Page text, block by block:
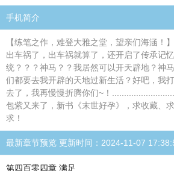
手机简介
【练笔之作，难登大雅之堂，望亲们海涵！
出车祸了，出车祸就算了，还开启了传承记
统？？？神马？？我居然可以开天辟地？神
们都要去我开辟的天地过新生活？好吧，我
去了，我再慢慢折腾你们~！
包紫又来了，新书《末世好孕》，求收藏、
求！
最新章节预览 更新时间：2024-11-07
第四百零四章 满足